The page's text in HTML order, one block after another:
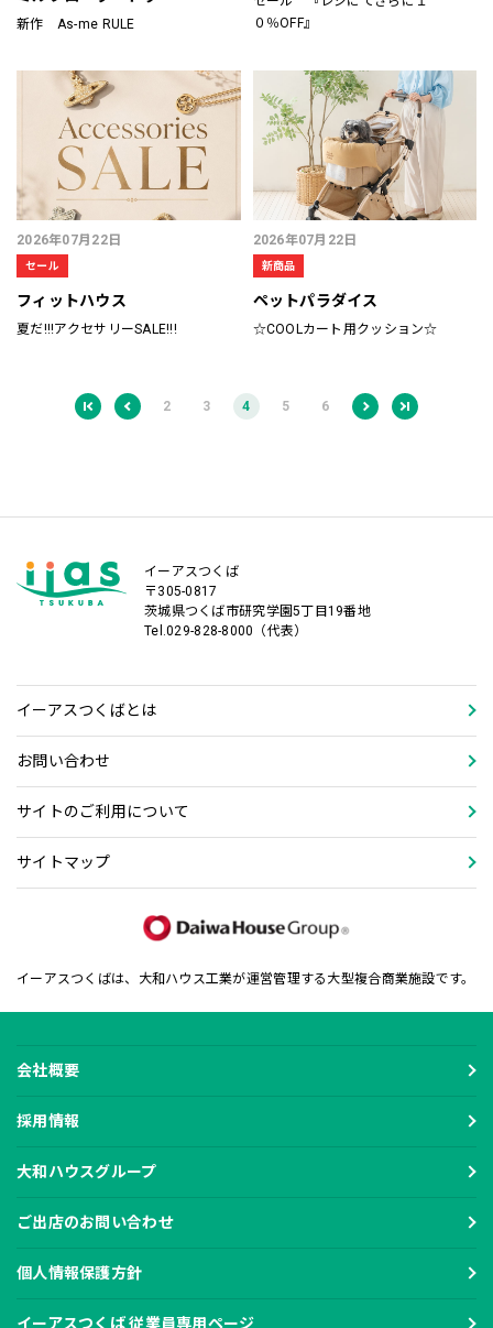
新作 As-me RULE
０％OFF』
2026年07月22日
セール
フィットハウス
夏だ!!!アクセサリーSALE!!!
2026年07月22日
新商品
ペットパラダイス
☆COOLカート用クッション☆
2 3 4 5 6
イーアスつくば
〒305-0817
茨城県つくば市研究学園5丁目19番地
Tel.029-828-8000（代表）
イーアスつくばとは
お問い合わせ
サイトのご利用について
サイトマップ
イーアスつくばは、大和ハウス工業が運営管理する大型複合商業施設です。
会社概要
採用情報
大和ハウスグループ
ご出店のお問い合わせ
個人情報保護方針
イーアスつくば 従業員専用ページ